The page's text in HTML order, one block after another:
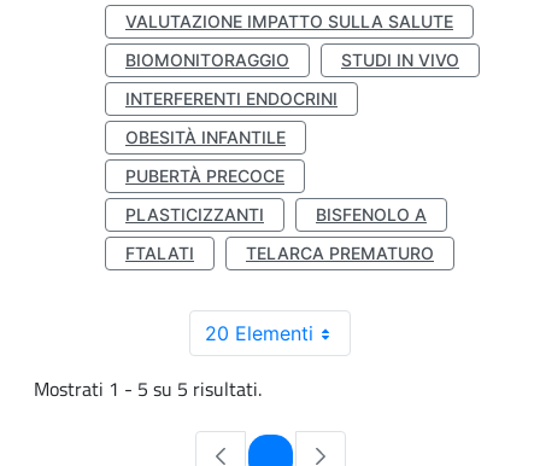
VALUTAZIONE IMPATTO SULLA SALUTE
BIOMONITORAGGIO
STUDI IN VIVO
INTERFERENTI ENDOCRINI
OBESITÀ INFANTILE
PUBERTÀ PRECOCE
PLASTICIZZANTI
BISFENOLO A
FTALATI
TELARCA PREMATURO
20 Elementi
Mostrati 1 - 5 su 5 risultati.
Pagina